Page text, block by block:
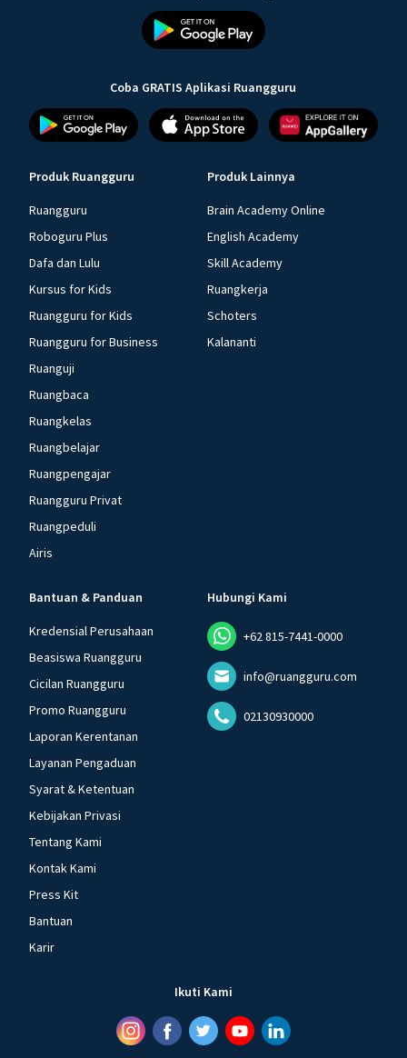
Coba GRATIS Aplikasi Ruangguru
Produk Ruangguru
Ruangguru
Roboguru Plus
Dafa dan Lulu
Kursus for Kids
Ruangguru for Kids
Ruangguru for Business
Ruanguji
Ruangbaca
Ruangkelas
Ruangbelajar
Ruangpengajar
Ruangguru Privat
Ruangpeduli
Airis
Produk Lainnya
Brain Academy Online
English Academy
Skill Academy
Ruangkerja
Schoters
Kalananti
Bantuan & Panduan
Kredensial Perusahaan
Beasiswa Ruangguru
Cicilan Ruangguru
Promo Ruangguru
Laporan Kerentanan
Layanan Pengaduan
Syarat & Ketentuan
Kebijakan Privasi
Tentang Kami
Kontak Kami
Press Kit
Bantuan
Karir
Hubungi Kami
+62 815-7441-0000
info@ruangguru.com
02130930000
Ikuti Kami